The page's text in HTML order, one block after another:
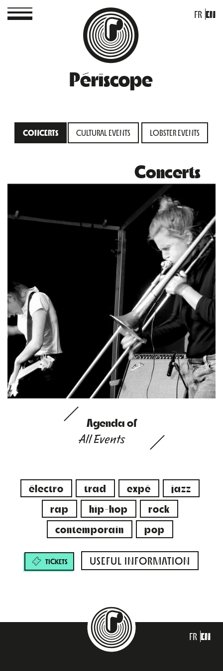
Périscope
FR EN
CONCERTS CULTURAL EVENTS LOBSTER EVENTS
Concerts
Agenda of
All Events
électro trad expé
jazz
rap
hip-hop
rock
contemporain
pop
TICKETS USEFUL INFORMATION
FR EN